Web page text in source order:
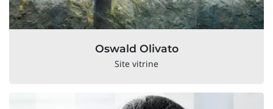
Oswald Olivato
Site vitrine